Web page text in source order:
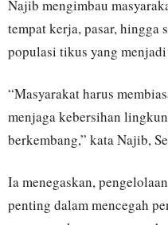
Najib mengimbau
tempat kerja, pasar, hingga
populasi tikus yang
“Masyarakat harus
menjaga kebersihan
berkembang,” kata Najib,
Ia menegaskan,
penting dalam mencegah